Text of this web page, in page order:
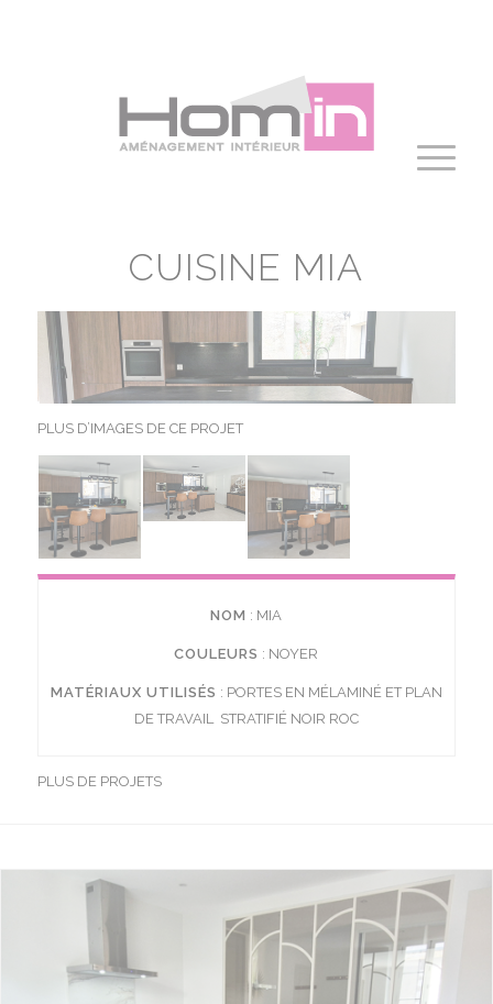
CUISINE MIA
PLUS D’IMAGES DE CE PROJET
NOM : MIA
COULEURS : NOYER
MATÉRIAUX UTILISÉS : PORTES EN MÉLAMINÉ ET PLAN
DE TRAVAIL STRATIFIÉ NOIR ROC
PLUS DE PROJETS